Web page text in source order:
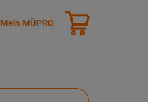
Mein MÜPRO